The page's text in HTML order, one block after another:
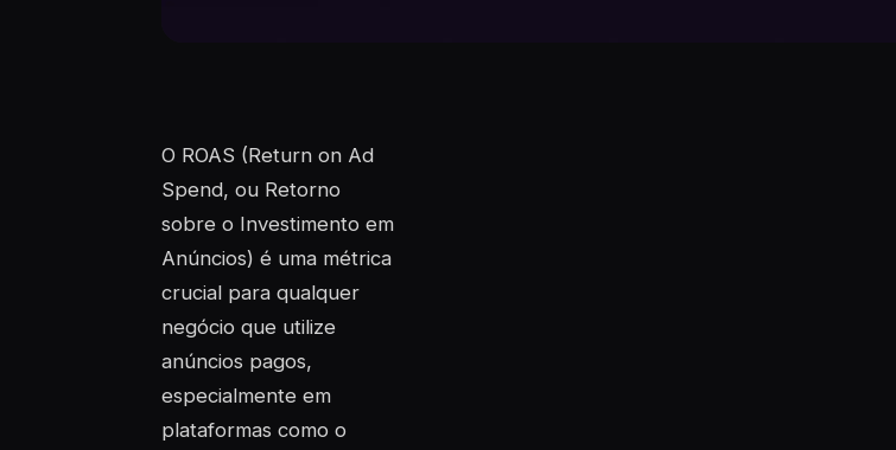
O ROAS (Return on Ad
Spend, ou Retorno
sobre o Investimento em
Anúncios) é uma métrica
crucial para qualquer
negócio que utilize
anúncios pagos,
especialmente em
plataformas como o